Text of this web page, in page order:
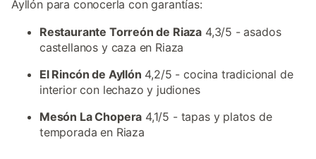
Ayllón para conocerla con garantías:
Restaurante Torreón de Riaza 4,3/5 - asados
castellanos y caza en Riaza
El Rincón de Ayllón 4,2/5 - cocina tradicional de
interior con lechazo y judiones
Mesón La Chopera 4,1/5 - tapas y platos de
temporada en Riaza